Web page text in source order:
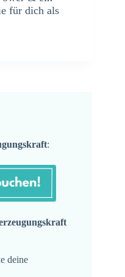
für dich als
:
deine